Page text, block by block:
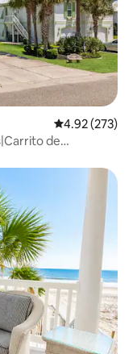
Calificación
4.92 (273)
de